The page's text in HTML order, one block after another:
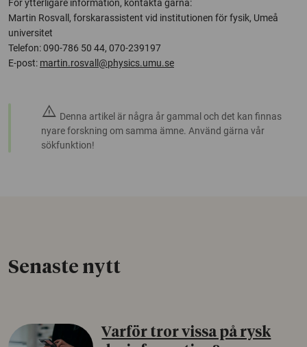
För ytterligare information, kontakta gärna:
Martin Rosvall, forskarassistent vid institutionen för fysik, Umeå
universitet
Telefon: 090-786 50 44, 070-239197
E-post: martin.rosvall@physics.umu.se
warning Denna artikel är några år gammal och det kan finnas
nyare forskning om samma ämne. Använd gärna vår
sökfunktion!
Senaste nytt
Varför tror vissa på rysk